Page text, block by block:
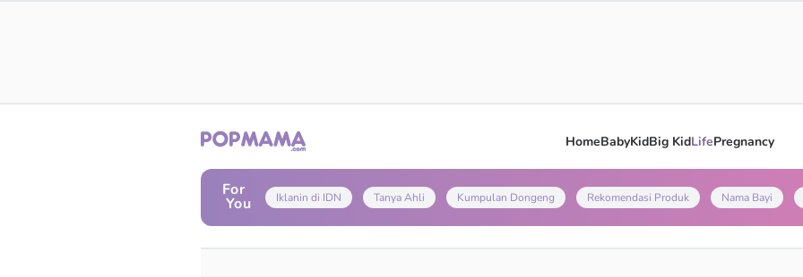
HomeBabyKidBig KidLifePregnancy
For
You Iklanin di IDN Tanya Ahli Kumpulan Dongeng Rekomendasi Produk Nama Bayi